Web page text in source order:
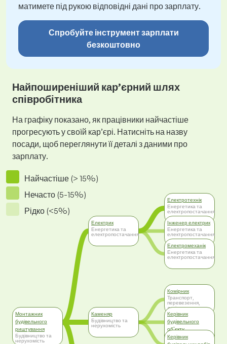
матимете під рукою відповідні дані про зарплату.
Спробуйте інструмент зарплати
безкоштовно
Найпоширеніший кар’єрний шлях
співробітника
На графіку показано, як працівники найчастіше
прогресують у своїй кар’єрі. Натисніть на назву
посади, щоб переглянути її деталі з даними про
зарплату.
Найчастіше (> 15%)
Нечасто (5-15%)
Рідко (<5%)
Монтажник
будівельного
риштування
Будівництво та
нерухомість
Електрик
Енергетика та
електропостачання
Каменяр
Будівництво та
нерухомість
Електротехнік
Енергетика та
електропостачання
Інженер електрик
Енергетика та
електропостачання
Електромеханік
Енергетика та
електропостачання
Комірник
Транспорт,
перевезення,
логістика
Керівник
будівельного
об'єкту
Будівництво та
нерухомість
Керівник